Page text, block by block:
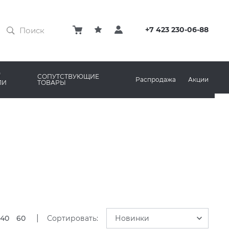
+7 423 230-06-88
MARAZZI
СОПУТСТВУЮЩИЕ
ТОВАРЫ
КЛЕЙ
СИСТЕМА ВЫРАВНИВАНИЯ
Распродажа Акции
40 60 Сортировать: Новинки